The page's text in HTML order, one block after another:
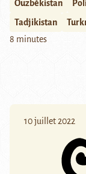
Ouzbékistan
Tadjikistan
8 minutes
10 juillet 2022